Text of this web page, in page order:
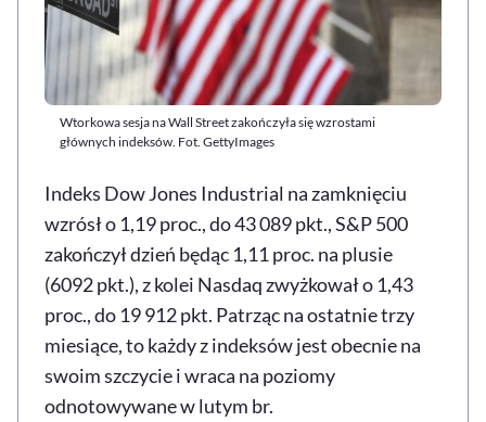
Wtorkowa sesja na Wall Street zakończyła się wzrostami
głównych indeksów. Fot. GettyImages
Indeks Dow Jones Industrial na zamknięciu
wzrósł o 1,19 proc., do 43 089 pkt., S&P 500
zakończył dzień będąc 1,11 proc. na plusie
(6092 pkt.), z kolei Nasdaq zwyżkował o 1,43
proc., do 19 912 pkt. Patrząc na ostatnie trzy
miesiące, to każdy z indeksów jest obecnie na
swoim szczycie i wraca na poziomy
odnotowywane w lutym br.